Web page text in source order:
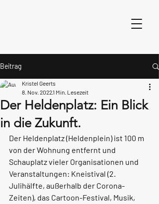
Beitrag
Der Heldenplatz: Ein Blick
in die Zukunft.
Kristel Geerts
8. Nov. 20221 Min. Lesezeit
Der Heldenplatz (Heldenplein) ist 100 m
von der Wohnung entfernt und
Schauplatz vieler Organisationen und
Veranstaltungen: Kneistival (2.
Julihälfte, außerhalb der Corona-
Zeiten), das Cartoon-Festival, Musik,